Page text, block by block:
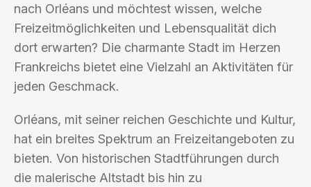
nach Orléans und möchtest wissen, welche
Freizeitmöglichkeiten und Lebensqualität dich
dort erwarten? Die charmante Stadt im Herzen
Frankreichs bietet eine Vielzahl an Aktivitäten für
jeden Geschmack.
Orléans, mit seiner reichen Geschichte und Kultur,
hat ein breites Spektrum an Freizeitangeboten zu
bieten. Von historischen Stadtführungen durch
die malerische Altstadt bis hin zu